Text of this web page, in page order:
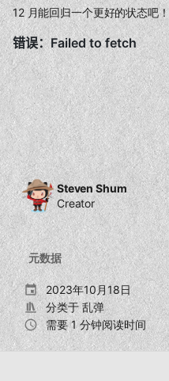
Steven Shum
Creator
元数据
2023年10月18日
分类于乱弹
需要 1 分钟阅读时间
12 月能回归一个更好的状态吧！